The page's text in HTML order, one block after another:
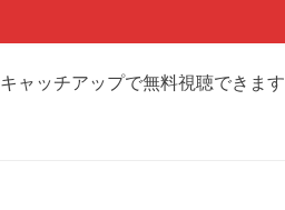
ャッチアップで無料視聴できます